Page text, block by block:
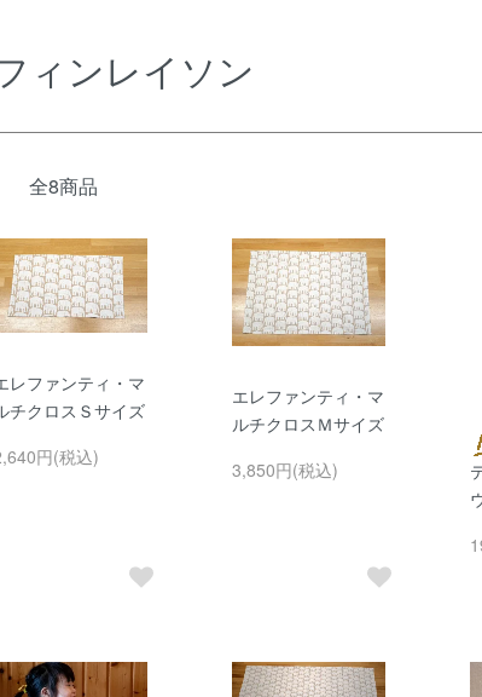
ィンレイソン
全8商品
レファンティ・マ
チクロスＳサイズ
円(税込)
エレファンティ・マ
ルチクロスＭサイズ
3,850円(税込)